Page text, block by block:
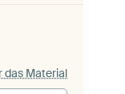
das Material